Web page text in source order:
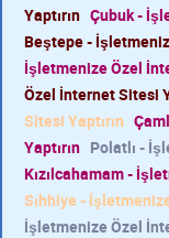
Yaptırın Çubuk -
Beştepe -
İşletmenize Özel
Özel İnternet Sitesi
Sitesi Yaptırın
Yaptırın Polatlı -
Kızılcahamam -
Sıhhiye -
İşletmenize Özel